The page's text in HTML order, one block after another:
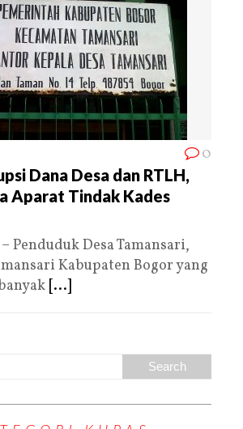
0
Dana Desa dan RTLH,
Aparat Tindak Kades
Penduduk Desa Tamansari,
Kabupaten Bogor yang
[...]